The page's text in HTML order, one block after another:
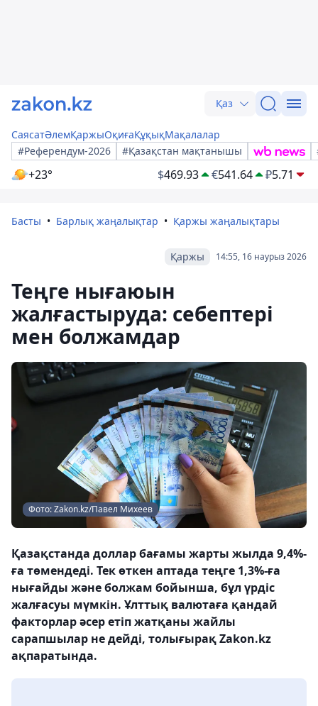
Қаз
СаясатӘлемҚаржыОқиғаҚұқықМақалалар
#Референдум-2026
#Қазақстан мақтанышы
+23° $469.93 €541.64 ₽5.71
Басты Барлық жаңалықтар Қаржы жаңалықтары
14:55, 16 наурыз 2026
Қаржы
Теңге нығаюын
жалғастыруда: себептері
мен болжамдар
Фото: Zakon.kz/Павел Михеев
Қазақстанда доллар бағамы жарты жылда 9,4%-
ға төмендеді. Тек өткен аптада теңге 1,3%-ға
нығайды және болжам бойынша, бұл үрдіс
жалғасуы мүмкін. Ұлттық валютаға қандай
факторлар әсер етіп жатқаны жайлы
сарапшылар не дейді, толығырақ Zakon.kz
ақпаратында.